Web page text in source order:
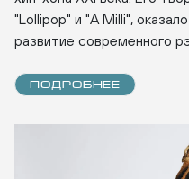
"Lollipop" и "A Milli",
развитие современного
ПОДРОБНЕЕ